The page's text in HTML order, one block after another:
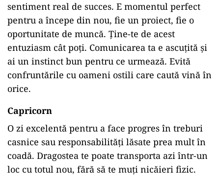
sentiment real de succes. E momentul perfect
pentru a începe din nou, fie un proiect, fie o
oportunitate de muncă. Ține-te de acest
entuziasm cât poți. Comunicarea ta e ascuțită și
ai un instinct bun pentru ce urmează. Evită
confruntările cu oameni ostili care caută vină în
orice.
Capricorn
O zi excelentă pentru a face progres în treburi
casnice sau responsabilități lăsate prea mult în
coadă. Dragostea te poate transporta azi într-un
loc cu totul nou, fără să te muți nicăieri fizic.